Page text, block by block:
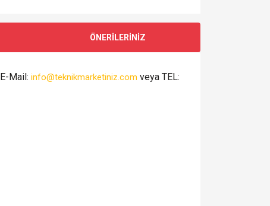
ÖNERİLERİNİZ
Mail: info@teknikmarketiniz.com veya TEL: